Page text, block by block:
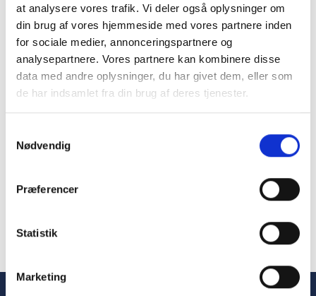
at analysere vores trafik. Vi deler også oplysninger om
din brug af vores hjemmeside med vores partnere inden
for sociale medier, annonceringspartnere og
analysepartnere. Vores partnere kan kombinere disse
data med andre oplysninger, du har givet dem, eller som
de har indsamlet fra din brug af deres tjenester.
Nødvendig
Præferencer
Statistik
Marketing
effizienter gestalten. Deshalb haben wir uns
für eine Automatisierungslösung
entschieden, die den gesamten
Bearbeitungsprozess abdeckt. Wir haben
während des gesamten Prozesses gut mit
Gibotech zusammengearbeitet und freuen
uns nun darauf, dass die Lösung installiert ist